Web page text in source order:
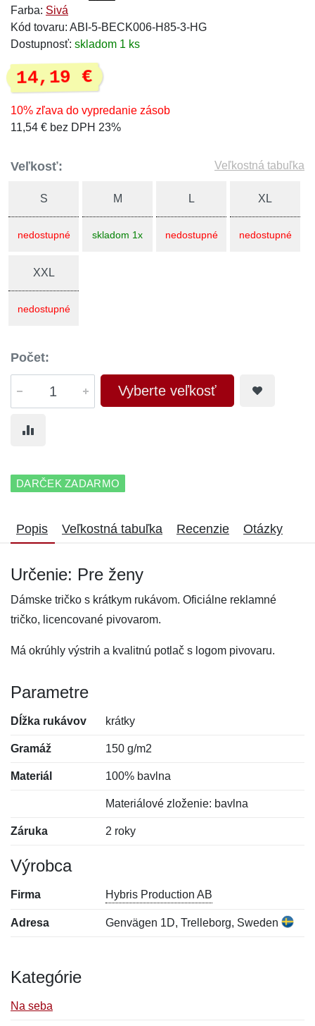
Farba: Sivá
Kód tovaru: ABI-5-BECK006-H85-3-HG
Dostupnosť: skladom 1 ks
14,19 €
10% zľava do vypredanie zásob
11,54 € bez DPH 23%
Veľkosť: Veľkostná tabuľka
S
nedostupné
M
skladom 1x
L
nedostupné
XL
nedostupné
XXL
nedostupné
Počet:
Vyberte veľkosť
DARČEK ZADARMO
Popis Veľkostná tabuľka Recenzie Otázky
Určenie: Pre ženy
Dámske tričko s krátkym rukávom. Oficiálne reklamné
tričko, licencované pivovarom.
Má okrúhly výstrih a kvalitnú potlač s logom pivovaru.
Parametre
Dĺžka rukávov krátky
Gramáž 150 g/m2
Materiál 100% bavlna
Materiálové zloženie: bavlna
Záruka 2 roky
Výrobca
Firma Hybris Production AB
Adresa Genvägen 1D, Trelleborg, Sweden
Kategórie
Na seba